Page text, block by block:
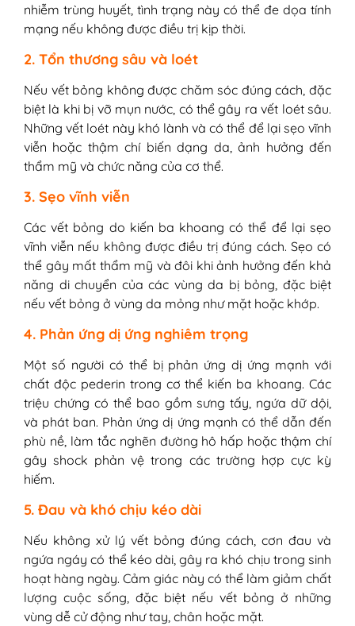
nhiễm trùng huyết, tình trạng này có thể đe dọa tính
mạng nếu không được điều trị kịp thời.
2. Tổn thương sâu và loét
Nếu vết bỏng không được chăm sóc đúng cách, đặc
biệt là khi bị vỡ mụn nước, có thể gây ra vết loét sâu.
Những vết loét này khó lành và có thể để lại sẹo vĩnh
viễn hoặc thậm chí biến dạng da, ảnh hưởng đến
thẩm mỹ và chức năng của cơ thể.
3. Sẹo vĩnh viễn
Các vết bỏng do kiến ba khoang có thể để lại sẹo
vĩnh viễn nếu không được điều trị đúng cách. Sẹo có
thể gây mất thẩm mỹ và đôi khi ảnh hưởng đến khả
năng di chuyển của các vùng da bị bỏng, đặc biệt
nếu vết bỏng ở vùng da mỏng như mặt hoặc khớp.
4. Phản ứng dị ứng nghiêm trọng
Một số người có thể bị phản ứng dị ứng mạnh với
chất độc pederin trong cơ thể kiến ba khoang. Các
triệu chứng có thể bao gồm sưng tấy, ngứa dữ dội,
và phát ban. Phản ứng dị ứng mạnh có thể dẫn đến
phù nề, làm tắc nghẽn đường hô hấp hoặc thậm chí
gây shock phản vệ trong các trường hợp cực kỳ
hiếm.
5. Đau và khó chịu kéo dài
Nếu không xử lý vết bỏng đúng cách, cơn đau và
ngứa ngáy có thể kéo dài, gây ra khó chịu trong sinh
hoạt hàng ngày. Cảm giác này có thể làm giảm chất
lượng cuộc sống, đặc biệt nếu vết bỏng ở những
vùng dễ cử động như tay, chân hoặc mặt.